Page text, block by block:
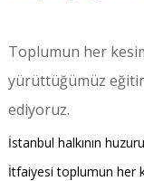
Toplumun her
yürüttüğümüz
ediyoruz.
İstanbul halkının
İtfaiyesi toplumun her